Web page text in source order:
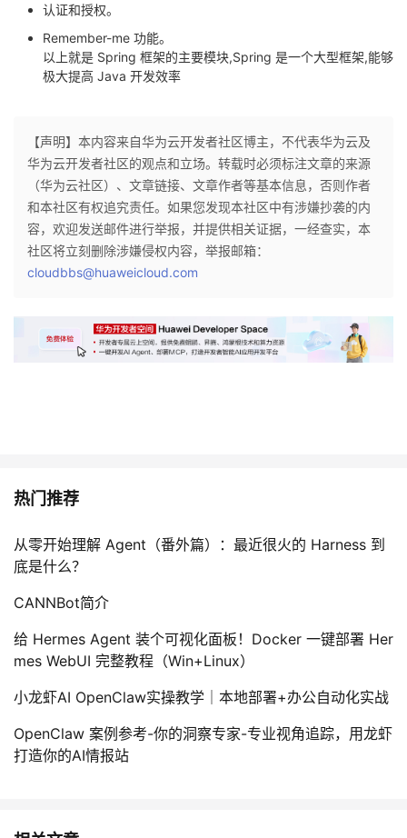
认证和授权。
Remember-me 功能。
以上就是 Spring 框架的主要模块,Spring 是一个大型框架,能够
极大提高 Java 开发效率
【声明】本内容来自华为云开发者社区博主，不代表华为云及
华为云开发者社区的观点和立场。转载时必须标注文章的来源
（华为云社区）、文章链接、文章作者等基本信息，否则作者
和本社区有权追究责任。如果您发现本社区中有涉嫌抄袭的内
容，欢迎发送邮件进行举报，并提供相关证据，一经查实，本
社区将立刻删除涉嫌侵权内容，举报邮箱：
cloudbbs@huaweicloud.com
热门推荐
从零开始理解 Agent（番外篇）：最近很火的 Harness 到
底是什么？
CANNBot简介
给 Hermes Agent 装个可视化面板！Docker 一键部署 Her
mes WebUI 完整教程（Win+Linux）
小龙虾AI OpenClaw实操教学｜本地部署+办公自动化实战
OpenClaw 案例参考-你的洞察专家-专业视角追踪，用龙虾
打造你的AI情报站